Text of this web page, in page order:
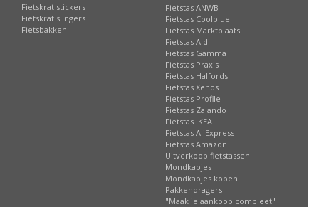
Fietskrat stickers
Fietskrat slingers
Fietsbakken
Fietstas ANWB
Fietstas Coolblue
Fietstas Marktplaats
Fietstas Aldi
Fietstas Gamma
Fietstas Praxis
Fietstas Halfords
Fietstas Xenos
Fietstas Profile
Fietstas Zalando
Fietstas IKEA
Fietstas AliExpress
Fietstas Amazon
Uitverkoop fietstassen
Mondkapjes
Mondkapjes kopen
Pakkendragers
"Maak je aankoop compleet"